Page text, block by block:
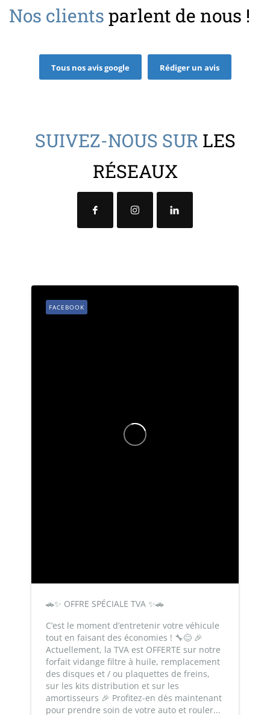
Nos clients parlent de nous !
Tous nos avis google Rédiger un avis
SUIVEZ-NOUS SUR LES
RÉSEAUX
🚗✨ OFFRE SPÉCIALE TVA ✨🚗
C’est le moment d’entretenir votre véhicule
tout en faisant des économies ! 🔧😊 🎉
Actuellement, la TVA est OFFERTE sur notre
forfait vidange filtre à huile, remplacement
des disques et / ou plaquettes de freins,
sur les kits distribution et sur les
amortisseurs 🎉 Profitez-en dès maintenant
pour prendre soin de votre auto et rouler...
FACEBOOK